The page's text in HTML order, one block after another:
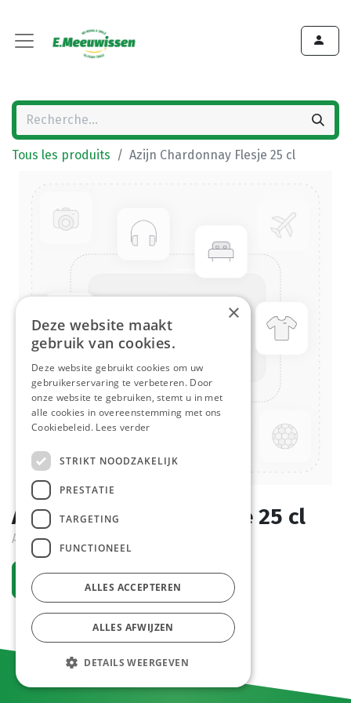
Tous les produits Azijn Chardonnay Flesje 25 cl
Azijn Chardonnay Flesje 25 cl
Actif
Demander un compte
×
Deze website maakt
gebruik van cookies.
Deze website gebruikt cookies om uw
gebruikerservaring te verbeteren. Door
onze website te gebruiken, stemt u in met
alle cookies in overeenstemming met ons
Cookiebeleid. Lees verder
STRIKT NOODZAKELIJK
PRESTATIE
TARGETING
FUNCTIONEEL
ALLES ACCEPTEREN
ALLES AFWIJZEN
DETAILS WEERGEVEN